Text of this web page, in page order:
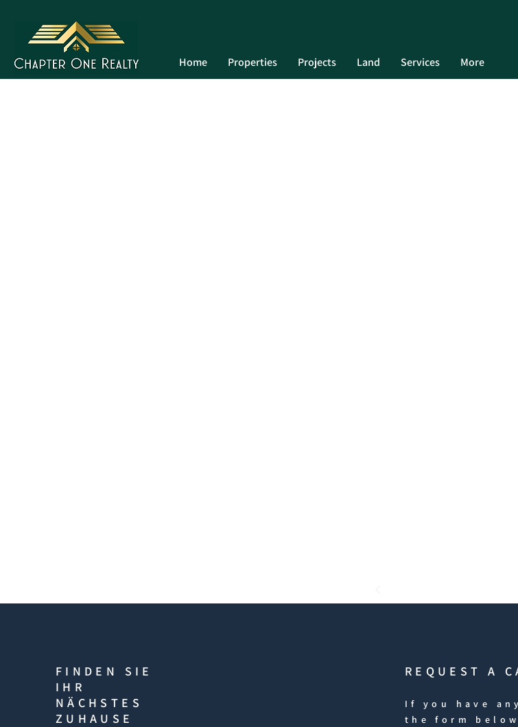
Home Properties Projects Land Services More
FINDEN SIE
IHR
NÄCHSTES
ZUHAUSE
REQUEST A
If you have
the form